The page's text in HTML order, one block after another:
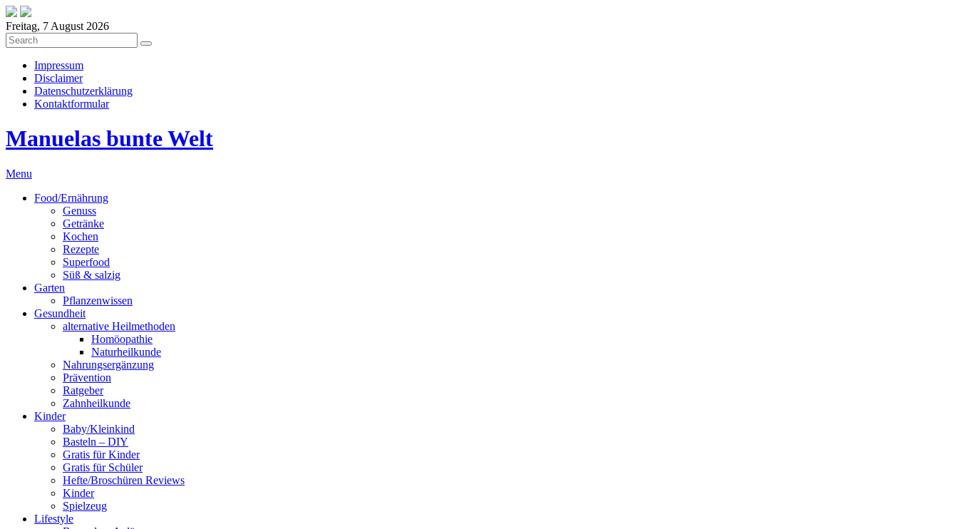
Freitag, 7 August 2026
Impressum
Disclaimer
Datenschutzerklärung
Kontaktformular
Manuelas bunte Welt
Menu
Food/Ernährung
Genuss
Getränke
Kochen
Rezepte
Superfood
Süß & salzig
Garten
Pflanzenwissen
Gesundheit
alternative Heilmethoden
Homöopathie
Naturheilkunde
Nahrungsergänzung
Prävention
Ratgeber
Zahnheilkunde
Kinder
Baby/Kleinkind
Basteln – DIY
Gratis für Kinder
Gratis für Schüler
Hefte/Broschüren Reviews
Kinder
Spielzeug
Lifestyle